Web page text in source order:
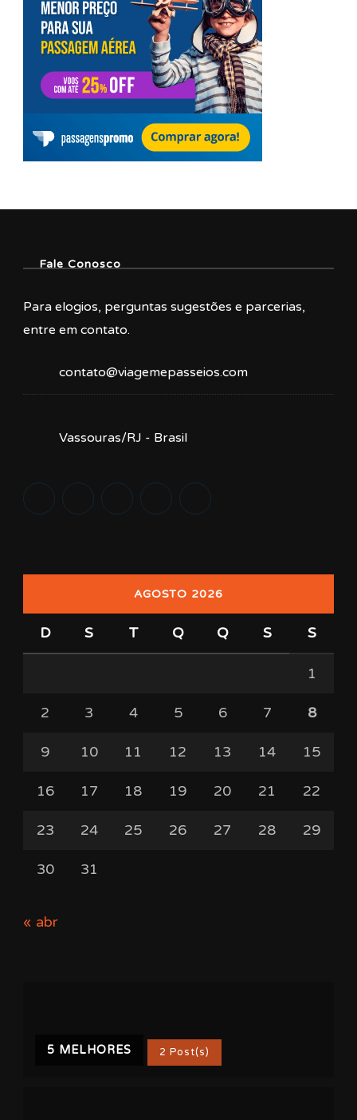
Fale Conosco
Para elogios, perguntas sugestões e parcerias,
entre em contato.
contato@viagemepasseios.com
Vassouras/RJ - Brasil
AGOSTO 2026
D S T Q Q S S
1
2 3 4 5 6 7 8
9 10 11 12 13 14 15
16 17 18 19 20 21 22
23 24 25 26 27 28 29
30 31
« abr
5 MELHORES 2 Post(s)